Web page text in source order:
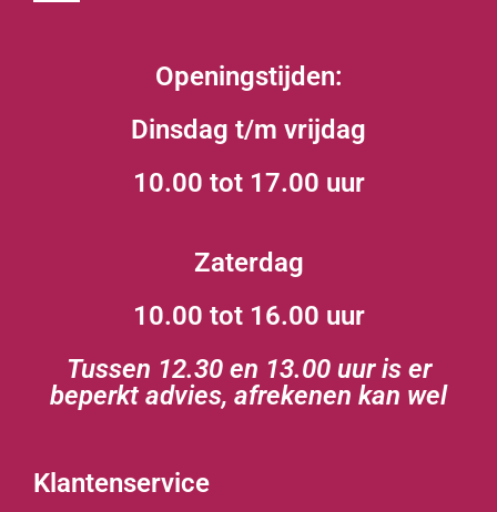
Openingstijden:
Dinsdag t/m vrijdag
10.00 tot 17.00 uur
Zaterdag
10.00 tot 16.00 uur
Tussen 12.30 en 13.00 uur is er
beperkt advies, afrekenen kan wel
Klantenservice